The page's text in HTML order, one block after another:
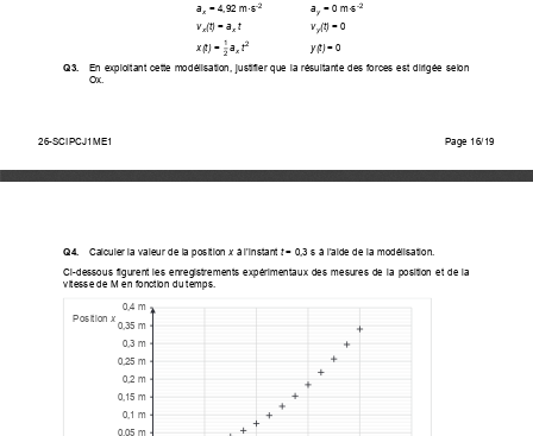
ax = 4,92 m·s-2 ay = 0 m·s-2
vx(t) = ax t vy(t) = 0
x(t) = 1
2
ax t2 y(t) = 0
Q3.
En exploitant cette modélisation, justifier que la résultante des forces est dirigée selon
Ox.
26-SCIPCJ1ME1 Page 16/19
Q4. Calculer la valeur de la position x à l’instant t = 0,3 s à l’aide de la modélisation.
Ci-dessous  figurent  les  enregistrements  expérimentaux  des  mesures  de  la  position  et  de  la
vitesse de M en fonction du temps.
0,05 m
0,1 m
0,15 m
0,2 m
0,25 m
0,3 m
0,35 m
0,4 m
Position x